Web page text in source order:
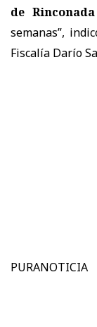
de
semanas”,
Fiscalía Darío
PURANOTICIA